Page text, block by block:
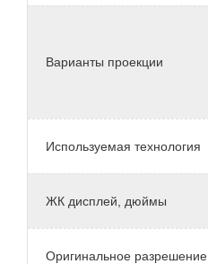
Варианты проекции
Используемая технология
ЖК дисплей, дюймы
Оригинальное разрешение